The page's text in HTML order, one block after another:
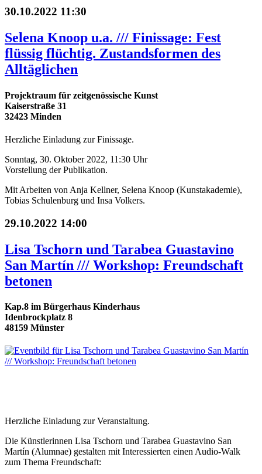
30.10.2022 11:30
Selena Knoop u.a. /// Finissage: Fest
flüssig flüchtig. Zustandsformen des
Alltäglichen
Projektraum für zeitgenössische Kunst
Kaiserstraße 31
32423 Minden
Herzliche Einladung zur Finissage.
Sonntag, 30. Oktober 2022, 11:30 Uhr
Vorstellung der Publikation.
Mit Arbeiten von Anja Kellner, Selena Knoop (Kunstakademie),
Tobias Schulenburg und Insa Volkers.
29.10.2022 14:00
Lisa Tschorn und Tarabea Guastavino
San Martín /// Workshop: Freundschaft
betonen
Kap.8 im Bürgerhaus Kinderhaus
Idenbrockplatz 8
48159 Münster
Herzliche Einladung zur Veranstaltung.
Die Künstlerinnen Lisa Tschorn und Tarabea Guastavino San
Martín (Alumnae) gestalten mit Interessierten einen Audio-Walk
zum Thema Freundschaft: